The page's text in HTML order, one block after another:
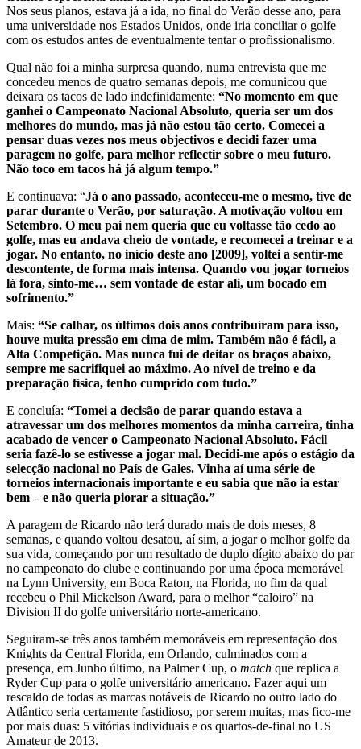
Nos seus planos, estava já a ida, no final do Verão desse ano, para
uma universidade nos Estados Unidos, onde iria conciliar o golfe
com os estudos antes de eventualmente tentar o profissionalismo.
Qual não foi a minha surpresa quando, numa entrevista que me
concedeu menos de quatro semanas depois, me comunicou que
deixara os tacos de lado indefinidamente: “No momento em que
ganhei o Campeonato Nacional Absoluto, queria ser um dos
melhores do mundo, mas já não estou tão certo. Comecei a
pensar duas vezes nos meus objectivos e decidi fazer uma
paragem no golfe, para melhor reflectir sobre o meu futuro.
Não toco em tacos há já algum tempo.”
E continuava: “Já o ano passado, aconteceu-me o mesmo, tive de
parar durante o Verão, por saturação. A motivação voltou em
Setembro. O meu pai nem queria que eu voltasse tão cedo ao
golfe, mas eu andava cheio de vontade, e recomecei a treinar e a
jogar. No entanto, no início deste ano [2009], voltei a sentir-me
descontente, de forma mais intensa. Quando vou jogar torneios
lá fora, sinto-me… sem vontade de estar ali, um bocado em
sofrimento.”
Mais: “Se calhar, os últimos dois anos contribuíram para isso,
houve muita pressão em cima de mim. Também não é fácil, a
Alta Competição. Mas nunca fui de deitar os braços abaixo,
sempre me sacrifiquei ao máximo. Ao nível de treino e da
preparação física, tenho cumprido com tudo.”
E concluía: “Tomei a decisão de parar quando estava a
atravessar um dos melhores momentos da minha carreira, tinha
acabado de vencer o Campeonato Nacional Absoluto. Fácil
seria fazê-lo se estivesse a jogar mal. Decidi-me após o estágio da
selecção nacional no País de Gales. Vinha aí uma série de
torneios internacionais importante e eu sabia que não ia estar
bem – e não queria piorar a situação.”
A paragem de Ricardo não terá durado mais de dois meses, 8
semanas, e quando voltou desatou, aí sim, a jogar o melhor golfe da
sua vida, começando por um resultado de duplo dígito abaixo do par
no campeonato do clube e continuando por uma época memorável
na Lynn University, em Boca Raton, na Florida, no fim da qual
recebeu o Phil Mickelson Award, para o melhor “caloiro” na
Division II do golfe universitário norte-americano.
Seguiram-se três anos também memoráveis em representação dos
Knights da Central Florida, em Orlando, culminados com a
presença, em Junho último, na Palmer Cup, o match que replica a
Ryder Cup para o golfe universitário americano. Fazer aqui um
rescaldo de todas as marcas notáveis de Ricardo no outro lado do
Atlântico seria certamente fastidioso, por serem muitas, mas fico-me
por mais duas: 5 vitórias individuais e os quartos-de-final no US
Amateur de 2013.